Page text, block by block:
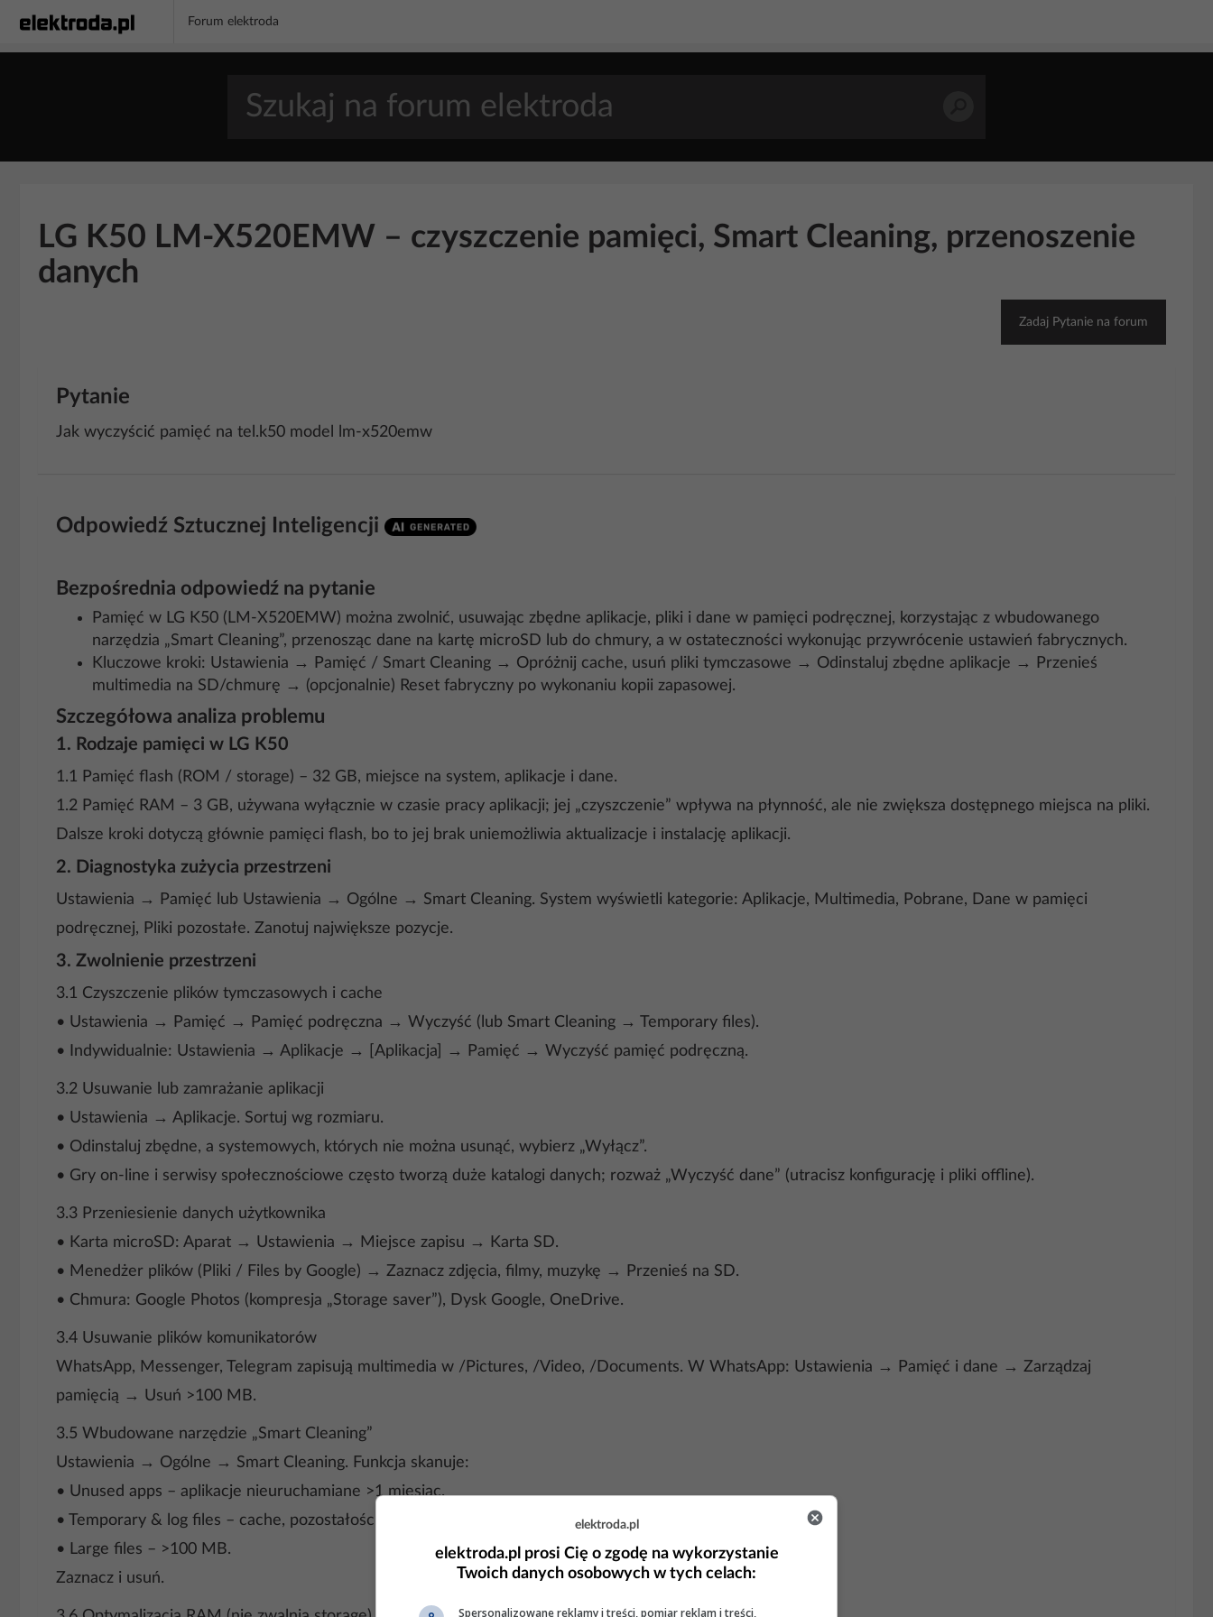
Forum elektroda
LG K50 LM-X520EMW – czyszczenie pamięci, Smart Cleaning, przenoszenie
danych
Zadaj Pytanie na forum
Pytanie
Jak wyczyścić pamięć na tel.k50 model lm-x520emw
Odpowiedź Sztucznej Inteligencji
Bezpośrednia odpowiedź na pytanie
Pamięć w LG K50 (LM-X520EMW) można zwolnić, usuwając zbędne aplikacje, pliki i dane w pamięci podręcznej, korzystając z wbudowanego
narzędzia „Smart Cleaning”, przenosząc dane na kartę microSD lub do chmury, a w ostateczności wykonując przywrócenie ustawień fabrycznych.
Kluczowe kroki: Ustawienia → Pamięć / Smart Cleaning → Opróżnij cache, usuń pliki tymczasowe → Odinstaluj zbędne aplikacje → Przenieś
multimedia na SD/chmurę → (opcjonalnie) Reset fabryczny po wykonaniu kopii zapasowej.
Szczegółowa analiza problemu
1. Rodzaje pamięci w LG K50
1.1 Pamięć flash (ROM / storage) – 32 GB, miejsce na system, aplikacje i dane.
1.2 Pamięć RAM – 3 GB, używana wyłącznie w czasie pracy aplikacji; jej „czyszczenie” wpływa na płynność, ale nie zwiększa dostępnego miejsca na pliki.
Dalsze kroki dotyczą głównie pamięci flash, bo to jej brak uniemożliwia aktualizacje i instalację aplikacji.
2. Diagnostyka zużycia przestrzeni
Ustawienia → Pamięć lub Ustawienia → Ogólne → Smart Cleaning. System wyświetli kategorie: Aplikacje, Multimedia, Pobrane, Dane w pamięci
podręcznej, Pliki pozostałe. Zanotuj największe pozycje.
3. Zwolnienie przestrzeni
3.1 Czyszczenie plików tymczasowych i cache
• Ustawienia → Pamięć → Pamięć podręczna → Wyczyść (lub Smart Cleaning → Temporary files).
• Indywidualnie: Ustawienia → Aplikacje → [Aplikacja] → Pamięć → Wyczyść pamięć podręczną.
3.2 Usuwanie lub zamrażanie aplikacji
• Ustawienia → Aplikacje. Sortuj wg rozmiaru.
• Odinstaluj zbędne, a systemowych, których nie można usunąć, wybierz „Wyłącz”.
• Gry on-line i serwisy społecznościowe często tworzą duże katalogi danych; rozważ „Wyczyść dane” (utracisz konfigurację i pliki offline).
3.3 Przeniesienie danych użytkownika
• Karta microSD: Aparat → Ustawienia → Miejsce zapisu → Karta SD.
• Menedżer plików (Pliki / Files by Google) → Zaznacz zdjęcia, filmy, muzykę → Przenieś na SD.
• Chmura: Google Photos (kompresja „Storage saver”), Dysk Google, OneDrive.
3.4 Usuwanie plików komunikatorów
WhatsApp, Messenger, Telegram zapisują multimedia w /Pictures, /Video, /Documents. W WhatsApp: Ustawienia → Pamięć i dane → Zarządzaj
pamięcią → Usuń >100 MB.
3.5 Wbudowane narzędzie „Smart Cleaning”
Ustawienia → Ogólne → Smart Cleaning. Funkcja skanuje:
• Unused apps – aplikacje nieuruchamiane >1 miesiąc.
• Temporary & log files – cache, pozostałości po deinstalacji.
• Large files – >100 MB.
Zaznacz i usuń.
elektroda.pl
elektroda.pl prosi Cię o zgodę na wykorzystanie
Twoich danych osobowych w tych celach:
Spersonalizowane reklamy i treści, pomiar reklam i treści,